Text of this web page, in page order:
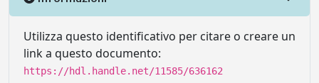
Utilizza questo identificativo per citare o creare un
link a questo documento:
https://hdl.handle.net/11585/636162